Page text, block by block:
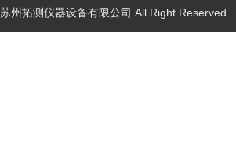
州拓测仪器设备有限公司 All Right